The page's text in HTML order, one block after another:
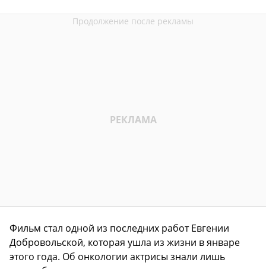
Фильм стал одной из последних работ Евгении
Добровольской, которая ушла из жизни в январе
этого года. Об онкологии актрисы знали лишь